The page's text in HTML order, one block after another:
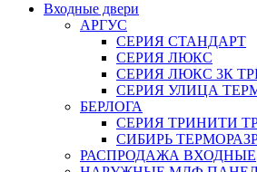
Входные двери
АРГУС
СЕРИЯ СТАНДАРТ
СЕРИЯ ЛЮКС
СЕРИЯ ЛЮКС 3К
СЕРИЯ УЛИЦА
БЕРЛОГА
СЕРИЯ ТРИНИТИ
СИБИРЬ
РАСПРОДАЖА ВХОДНЫЕ